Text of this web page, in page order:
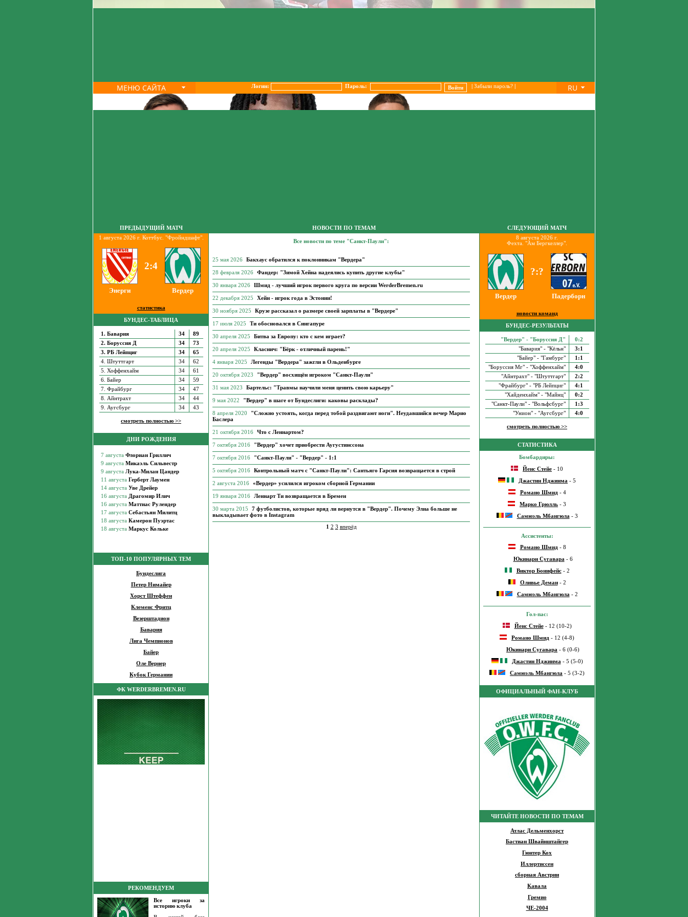
МЕНЮ САЙТА Логин: Пароль: Забыли пароль?| RU
ПРЕДЫДУЩИЙ МАТЧ
1 августа 2026 г. Коттбус. "Фройндшафт".
2:4
Энерги Вердер
статистика
БУНДЕС-ТАБЛИЦА
1. Бавария 34
89
2. Боруссия Д
34
73
3. РБ Лейпциг
34
65
4. Штуттгарт
34
62
5. Хоффенхайм
34
61
6. Байер
34
59
7. Фрайбург
34
47
8. Айнтрахт
34
44
9. Аугсбург
34 43
смотреть полностью >>
ДНИ РОЖДЕНИЯ
ТОП-10 ПОПУЛЯРНЫХ ТЕМ
Бундеслига
Петер Нимайер
Хорст Штеффен
Клеменс Фритц
Везерштадион
Бавария
Лига Чемпионов
Байер
Оле Вернер
Кубок Германии
ФК WERDERBREMEN.RU
РЕКОМЕНДУЕМ
Все игроки за
историю клуба
НОВОСТИ ПО ТЕМАМ
Все новости по теме "Санкт-Паули":
25 мая 2026 Бакхаус обратился к поклонникам "Вердера"
28 февраля 2026 Фандер: "Зимой Хейна надеялись купить другие клубы"
30 января 2026 Шмид - лучший игрок первого круга по версии WerderBremen.ru
22 декабря 2025 Хейн - игрок года в Эстонии!
30 ноября 2025 Крузе рассказал о размере своей зарплаты в "Вердере"
17 июля 2025 Ти обосновался в Сингапуре
30 апреля 2025 Битва за Европу: кто с кем играет?
20 апреля 2025 Класнич: "Бёрк - отличный парень!"
4 января 2025 Легенды "Вердера" зажгли в Ольденбурге
20 октября 2023 "Вердер" восхищён игроком "Санкт-Паули"
31 мая 2023 Бартельс: "Травмы научили меня ценить свою карьеру"
9 мая 2022 "Вердер" в шаге от Бундеслиги: каковы расклады?
8 апреля 2020
"Сложно устоять, когда перед тобой раздвигают ноги". Неудавшийся вечер Марио
Баслера
21 октября 2016 Что с Леннартом?
7 октября 2016 "Вердер" хочет приобрести Аугустинссона
7 октября 2016 "Санкт-Паули" - "Вердер" - 1:1
5 октября 2016 Контрольный матч с "Санкт-Паули": Сантьяго Гарсия возвращается в строй
2 августа 2016 «Вердер» усилился игроком сборной Германии
19 января 2016 Леннарт Ти возвращается в Бремен
30 марта 2015
7 футболистов, которые вряд ли вернутся в "Вердер". Почему Элиа больше не
выкладывает фото в Instagram
1 2 3 вперёд
СЛЕДУЮЩИЙ МАТЧ
8 августа 2026 г.
Фехта. "Ам Бергкеллер".
?:?
Вердер Падерборн
новости команд
БУНДЕС-РЕЗУЛЬТАТЫ
"Вердер" - "Боруссия Д"
0:2
"Бавария" - "Кёльн"
3:1
"Байер" - "Гамбург"
1:1
"Боруссия Мг" - "Хоффенхайм"
4:0
"Айнтрахт" - "Штуттгарт"
2:2
"Фрайбург" - "РБ Лейпциг"
4:1
"Хайденхайм" - "Майнц"
0:2
"Санкт-Паули" - "Вольфсбург"
1:3
"Унион" - "Аугсбург"
4:0
смотреть полностью >>
СТАТИСТИКА
Бомбардиры:
Йенс Стейе - 10
Джастин Нджинма - 5
Романо Шмид- 4
Марко Грюлль - 3
Самюэль Мбангюла - 3
Ассистенты:
Романо Шмид- 8
Юкинари Сугавара- 6
Виктор Бонифейс- 2
Оливье Деман- 2
Самюэль Мбангюла- 2
Гол-пас:
Йенс Стейе- 12 (10-2)
Романо Шмид - 12 (4-8)
Юкинари Сугавара - 6 (0-6)
Джастин Нджинма - 5 (5-0)
Самюэль Мбангюла - 5 (3-2)
ОФИЦИАЛЬНЫЙ ФАН-КЛУБ
ЧИТАЙТЕ НОВОСТИ ПО ТЕМАМ
Атлас Дельменхорст
Бастиан Швайнштайгер
Гюнтер Кох
Иллертиссен
сборная Австрии
Кавала
Гремио
ЧЕ-2004